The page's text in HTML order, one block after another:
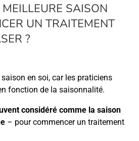
SAISON
UN TRAITEMENT
?
saison en soi, car les praticiens
fonction de la saisonnalité.
considéré comme la saison
– pour commencer un traitement